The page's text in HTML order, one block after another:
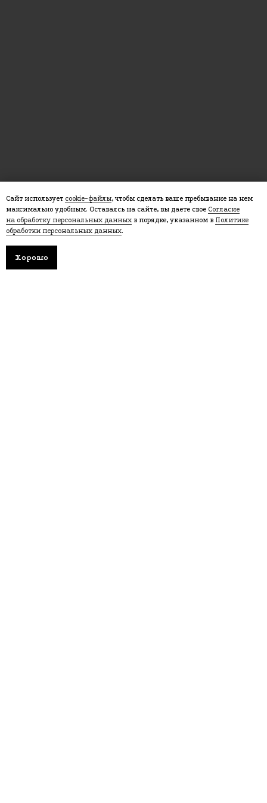
Сайт использует cookie-файлы, чтобы сделать ваше пребывание на нем
максимально удобным. Оставаясь на сайте, вы даете свое Согласие
на обработку персональных данных в порядке, указанном в Политике
обработки персональных данных.
Хорошо